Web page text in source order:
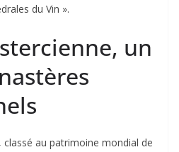
du Vin ».
un
au patrimoine mondial de